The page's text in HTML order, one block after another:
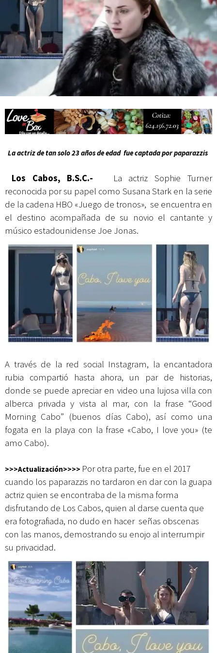
actividades de acceso libre
La actriz de tan solo 23 años de edad fue captada por paparazzis
Los Cabos, B.S.C.-
La actriz Sophie Turner
reconocida por su papel como Susana Stark en la serie
de la cadena HBO «Juego de tronos», se encuentra en
el destino acompañada de su novio el cantante y
músico estadounidense Joe Jonas.
A través de la red social Instagram, la encantadora
rubia compartió hasta ahora, un par de historias,
donde se puede apreciar en video una lujosa villa con
alberca privada y vista al mar, con la frase “Good
Morning Cabo” (buenos días Cabo), así como una
fogata en la playa con la frase «Cabo, I love you» (te
amo Cabo).
>>>Actualización>>>> Por otra parte, fue en el 2017
cuando los paparazzis no tardaron en dar con la guapa
actriz quien se encontraba de la misma forma
disfrutando de Los Cabos, quien al darse cuenta que
era fotografiada, no dudo en hacer señas obscenas
con las manos, demostrando su enojo al interrumpir
su privacidad.